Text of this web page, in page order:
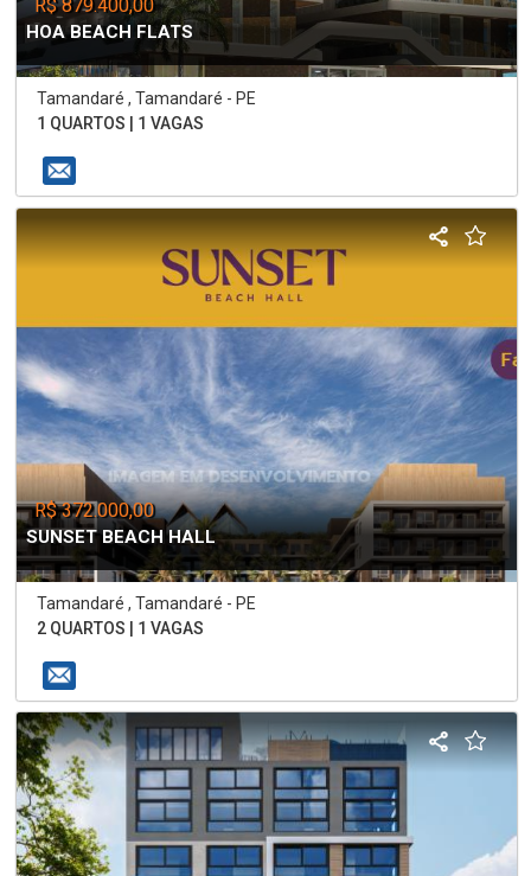
R$ 879.400,00
HOA BEACH FLATS
Tamandaré , Tamandaré - PE
1 QUARTOS | 1 VAGAS
R$ 372.000,00
SUNSET BEACH HALL
Tamandaré , Tamandaré - PE
2 QUARTOS | 1 VAGAS